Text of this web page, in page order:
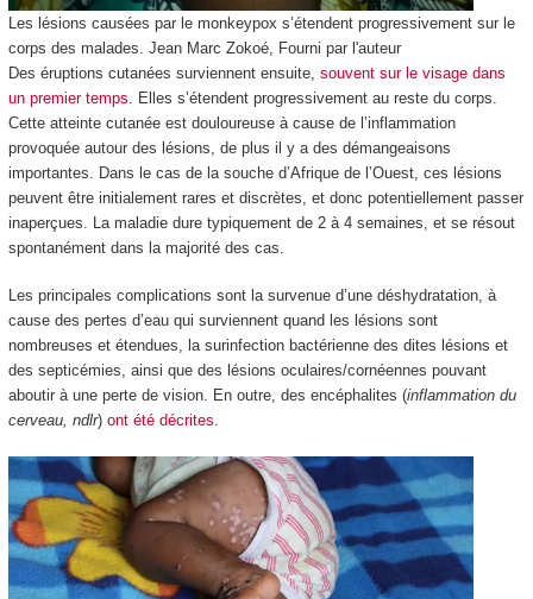
Les lésions causées par le monkeypox s’étendent progressivement sur le
corps des malades. Jean Marc Zokoé, Fourni par l'auteur
Des éruptions cutanées surviennent ensuite, souvent sur le visage dans
un premier temps . Elles s’étendent progressivement au reste du corps.
Cette atteinte cutanée est douloureuse à cause de l’inflammation
provoquée autour des lésions, de plus il y a des démangeaisons
importantes. Dans le cas de la souche d’Afrique de l’Ouest, ces lésions
peuvent être initialement rares et discrètes, et donc potentiellement passer
inaperçues. La maladie dure typiquement de 2 à 4 semaines, et se résout
spontanément dans la majorité des cas.
Les principales complications sont la survenue d’une déshydratation, à
cause des pertes d’eau qui surviennent quand les lésions sont
nombreuses et étendues, la surinfection bactérienne des dites lésions et
des septicémies, ainsi que des lésions oculaires/cornéennes pouvant
aboutir à une perte de vision. En outre, des encéphalites (inflammation du
cerveau, ndlr) ont été décrites.